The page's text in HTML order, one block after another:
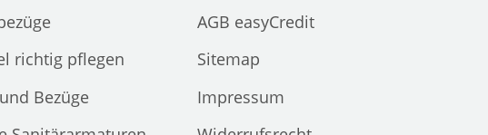
richtig pflegen
Bezüge
AGB easyCredit
Sitemap
Impressum